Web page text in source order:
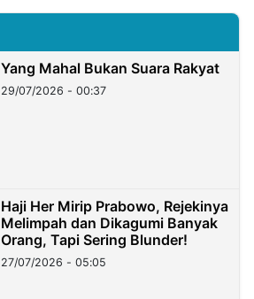
Yang Mahal Bukan Suara Rakyat
29/07/2026 - 00:37
Haji Her Mirip Prabowo, Rejekinya
Melimpah dan Dikagumi Banyak
Orang, Tapi Sering Blunder!
27/07/2026 - 05:05